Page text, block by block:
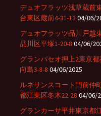
デュオフラッツ浅草蔵前
台東区蔵前4-31-13 04/06/
デュオフラッツ品川戸越
品川区平塚1-20-8 04/06/
グランパセオ押上2東京
向島3-8-8 04/06/2025
ルネサンスコート門前仲
都江東区冬木22-28 04/06/
グランカーサ平井東京都